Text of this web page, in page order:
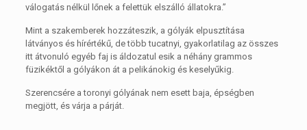
válogatás nélkül lőnek a felettük elszálló állatokra.”
Mint a szakemberek hozzáteszik, a gólyák elpusztítása
látványos és hírértékű, de több tucatnyi, gyakorlatilag az összes
itt átvonuló egyéb faj is áldozatul esik a néhány grammos
füzikéktől a gólyákon át a pelikánokig és keselyűkig.
Szerencsére a toronyi gólyának nem esett baja, épségben
megjött, és várja a párját.